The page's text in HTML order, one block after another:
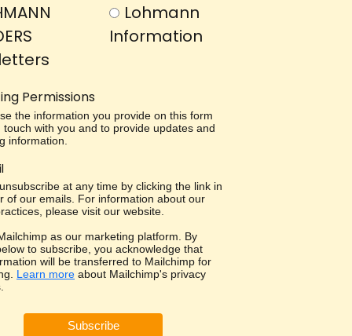
Lohmann
Information
Permissions
the information you provide on this form
touch with you and to provide updates and
information.
at any time by clicking the link in
of our emails. For information about our
please visit our website.
as our marketing platform. By
to subscribe, you acknowledge that
will be transferred to Mailchimp for
Learn more about Mailchimp's privacy